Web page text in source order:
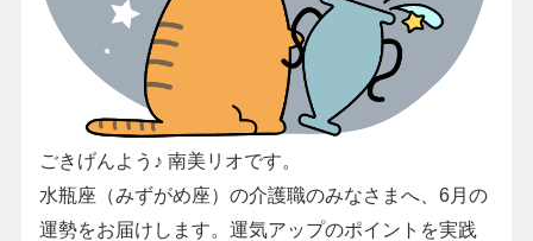
ごきげんよう♪ 南美リオです。
水瓶座（みずがめ座）の介護職のみなさまへ、6月の
運勢をお届けします。運気アップのポイントを実践